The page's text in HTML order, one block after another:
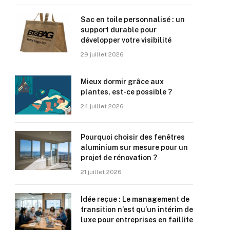
Sac en toile personnalisé : un
support durable pour
développer votre visibilité
29 juillet 2026
Mieux dormir grâce aux
plantes, est-ce possible ?
24 juillet 2026
Pourquoi choisir des fenêtres
aluminium sur mesure pour un
projet de rénovation ?
21 juillet 2026
Idée reçue : Le management de
transition n’est qu’un intérim de
luxe pour entreprises en faillite